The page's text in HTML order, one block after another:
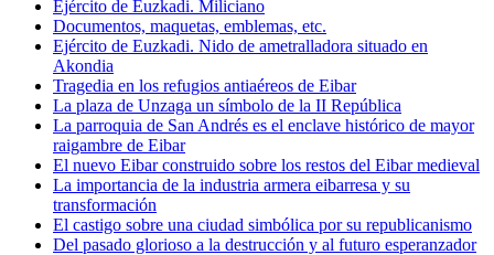
Ejército de Euzkadi. Miliciano
Documentos, maquetas, emblemas, etc.
Ejército de Euzkadi. Nido de ametralladora situado en
Akondia
Tragedia en los refugios antiaéreos de Eibar
La plaza de Unzaga un símbolo de la II República
La parroquia de San Andrés es el enclave histórico de mayor
raigambre de Eibar
El nuevo Eibar construido sobre los restos del Eibar medieval
La importancia de la industria armera eibarresa y su
transformación
El castigo sobre una ciudad simbólica por su republicanismo
Del pasado glorioso a la destrucción y al futuro esperanzador